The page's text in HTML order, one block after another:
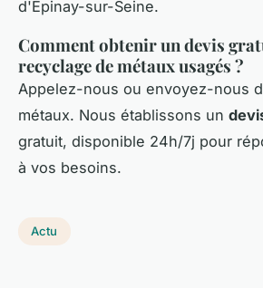
d'Épinay-sur-Seine.
Comment obtenir un devis
recyclage de métaux usagés ?
Appelez-nous ou envoyez-nous
métaux. Nous établissons un
gratuit, disponible 24h/7j pour
à vos besoins.
Actu